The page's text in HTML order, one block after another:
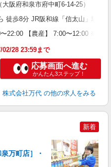
阪府和泉市府中町6-14-25）
徒歩8分 JR阪和線「信太山」駅 か
〜22:00 【農産】 7:00〜12:00
02/28 23:59まで
応募画面へ進む
かんたん3ステップ！
株式会社万代 の他の求人をみる
新着
万町店］・